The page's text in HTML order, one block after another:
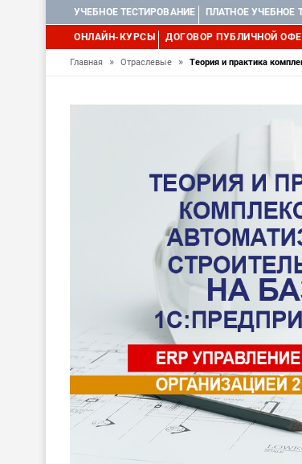
КУРСЫ ДЛЯ ШКОЛЬНИКОВ ДЛЯ
УЧЕБНОЕ ТЕСТИРОВАНИЕ ПЛАТНОЕ УЧЕБНОЕ
ОНЛАЙН-КУРСЫ ДОГОВОР ПУБЛИЧНОЙ
Главная » Отраслевые » Теория и практика